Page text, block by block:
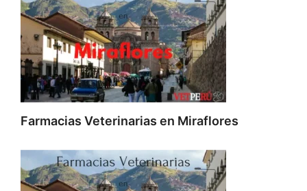
Farmacias Veterinarias en Miraflores